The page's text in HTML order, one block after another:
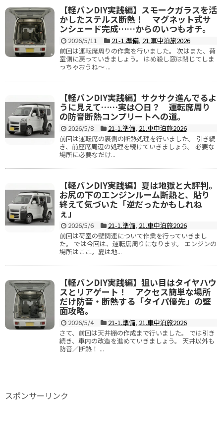
【軽バンDIY実践編】スモークガラスを活
かしたステルス断熱！ マグネット式サ
ンシェード完成……からのいつもオチ。
2026/5/11 21-1.準備, 21.車中泊旅2026
前回は運転席周りの作業を行いました。 次はまた、荷
室側に戻っていきましょう。 はめ殺し窓は閉じてしま
っちゃおうね～ ...
【軽バンDIY実践編】サクサク進んでるよ
うに見えて……実は〇日？ 運転席周り
の防音断熱コンプリートへの道。
2026/5/8 21-1.準備, 21.車中泊旅2026
前回は運転席の裏側の断熱処理を行いました。 引き続
き、前座席周辺の処理を続けていきましょう。 必要な
場所に必要なだけ...
【軽バンDIY実践編】夏は地獄と大評判。
お尻の下のエンジンルーム断熱と、貼り
終えて気づいた「逆だったかもしれね
ぇ」
2026/5/6 21-1.準備, 21.車中泊旅2026
前回は荷室の壁関連について作業を行っていきまし
た。 では今回は、運転席周りになります。 エンジンの
場所はここ。夏は地...
【軽バンDIY実践編】狙い目はタイヤハウ
スとリアゲート！ アクセス簡単な場所
だけ防音・断熱する「タイパ優先」の壁
面攻略。
2026/5/4 21-1.準備, 21.車中泊旅2026
さて、前回は天井棚の作成まで行いました。 では引き
続き、車内の改造を進めていきましょう。 天井以外も
防音／断熱！ ...
スポンサーリンク